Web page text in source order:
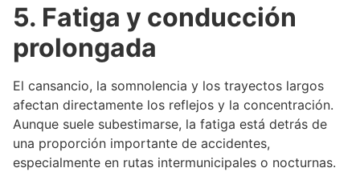
5. Fatiga y conducción
prolongada
El cansancio, la somnolencia y los trayectos largos
afectan directamente los reflejos y la concentración.
Aunque suele subestimarse, la fatiga está detrás de
una proporción importante de accidentes,
especialmente en rutas intermunicipales o nocturnas.